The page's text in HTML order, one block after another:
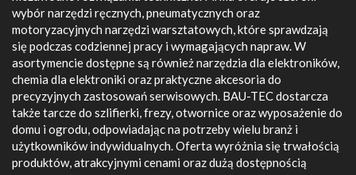
wybór narzędzi ręcznych, pneumatycznych oraz
motoryzacyjnych narzędzi warsztatowych, które sprawdzają
się podczas codziennej pracy i wymagających napraw. W
asortymencie dostępne są również narzędzia dla elektroników,
chemia dla elektroniki oraz praktyczne akcesoria do
precyzyjnych zastosowań serwisowych. BAU-TEC dostarcza
także tarcze do szlifierki, frezy, otwornice oraz wyposażenie do
domu i ogrodu, odpowiadając na potrzeby wielu branż i
użytkowników indywidualnych. Oferta wyróżnia się trwałością
produktów, atrakcyjnymi cenami oraz dużą dostępnością